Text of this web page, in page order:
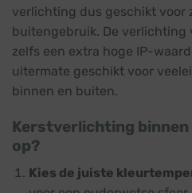
verlichting dus geschikt voor
buitengebruik. De verlichting
zelfs een extra hoge IP-
uitermate geschikt voor
binnen en buiten.
Kerstverlichting binnen
op?
Kies de juiste